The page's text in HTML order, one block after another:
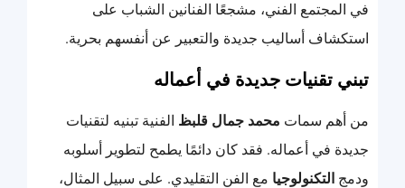
في المجتمع الفني، مشجعًا الفنانين الشباب على
استكشاف أساليب جديدة والتعبير عن أنفسهم بحرية.
تبني تقنيات جديدة في أعماله
من أهم سمات محمد جمال قلبظ الفنية تبنيه لتقنيات
جديدة في أعماله. فقد كان دائمًا يطمح لتطوير أسلوبه
ودمج التكنولوجيا مع الفن التقليدي. على سبيل المثال،